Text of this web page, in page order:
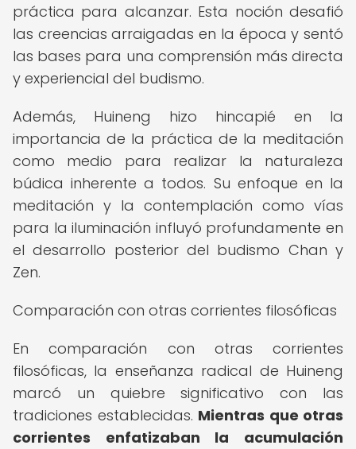
práctica para alcanzar. Esta noción desafió
las creencias arraigadas en la época y sentó
las bases para una comprensión más directa
y experiencial del budismo.
Además, Huineng hizo hincapié en la
importancia de la práctica de la meditación
como medio para realizar la naturaleza
búdica inherente a todos. Su enfoque en la
meditación y la contemplación como vías
para la iluminación influyó profundamente en
el desarrollo posterior del budismo Chan y
Zen.
Comparación con otras corrientes filosóficas
En comparación con otras corrientes
filosóficas, la enseñanza radical de Huineng
marcó un quiebre significativo con las
tradiciones establecidas. Mientras que otras
corrientes enfatizaban la acumulación